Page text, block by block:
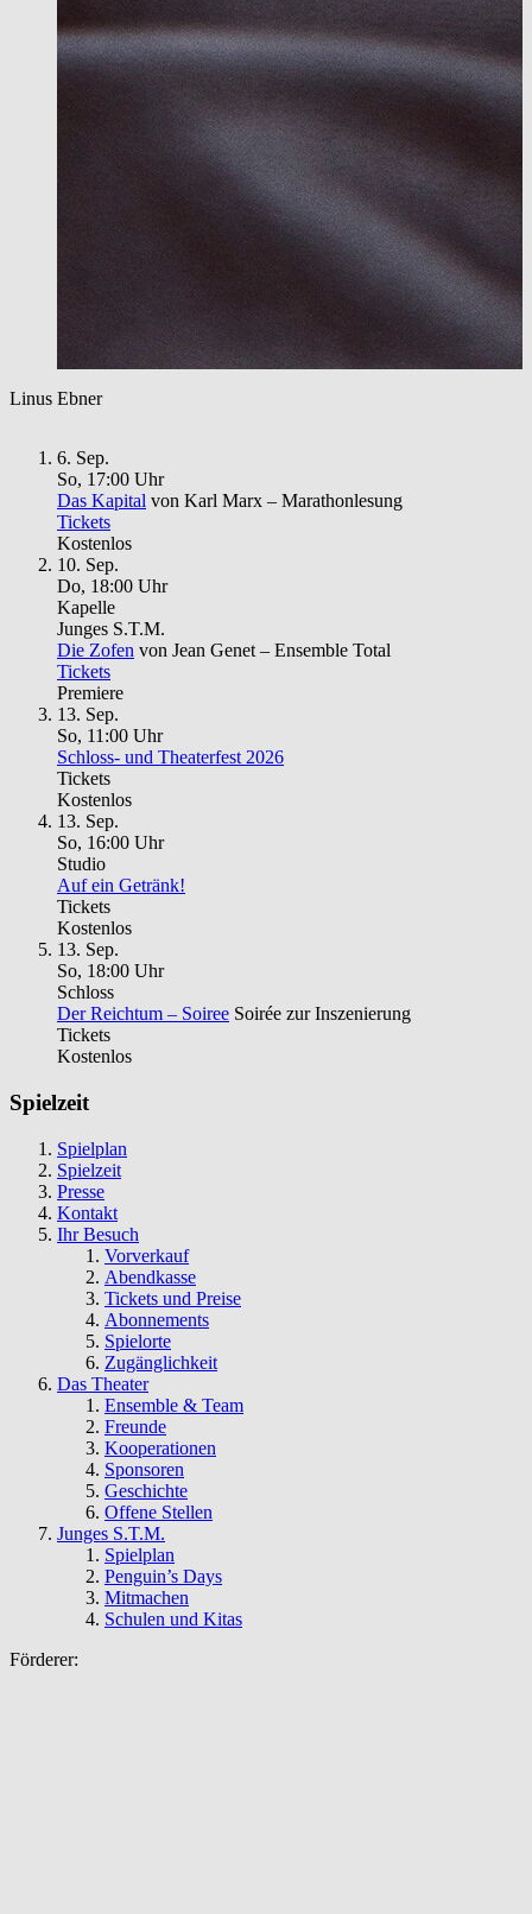
Linus Ebner
6. Sep.
So, 17:00 Uhr
Das Kapital von Karl Marx – Marathonlesung
Tickets
Kostenlos
10. Sep.
Do, 18:00 Uhr
Kapelle
Junges S.T.M.
Die Zofen von Jean Genet – Ensemble Total
Tickets
Premiere
13. Sep.
So, 11 :00 Uhr
Schloss- und Theaterfest 2026
Tickets
Kostenlos
13. Sep.
So, 16:00 Uhr
Studio
Auf ein Getränk!
Tickets
Kostenlos
13. Sep.
So, 18:00 Uhr
Schloss
Der Reichtum – Soiree Soirée zur Inszenierung
Tickets
Kostenlos
Spielzeit
Spielplan
Spielzeit
Presse
Kontakt
Ihr Besuch
Vorverkauf
Abendkasse
Tickets und Preise
Abonnements
Spielorte
Zugänglichkeit
Das Theater
Ensemble & Team
Freunde
Kooperationen
Sponsoren
Geschichte
Offene Stellen
Junges S.T.M.
Spielplan
Penguin’s Days
Mitmachen
Schulen und Kitas
Förderer: